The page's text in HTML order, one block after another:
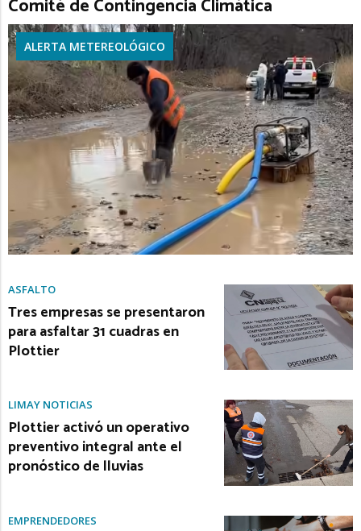
Comité de Contingencia Climática
ALERTA METEREOLÓGICO
ASFALTO
Tres empresas se presentaron
para asfaltar 31 cuadras en
Plottier
LIMAY NOTICIAS
Plottier activó un operativo
preventivo integral ante el
pronóstico de lluvias
EMPRENDEDORES